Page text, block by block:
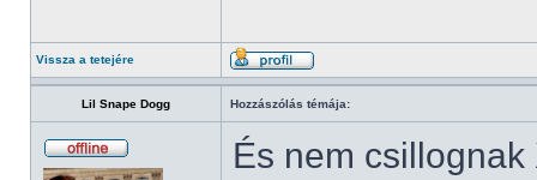
Vissza a tetejére
Lil Snape Dogg Hozzászólás témája:
És nem csillognak